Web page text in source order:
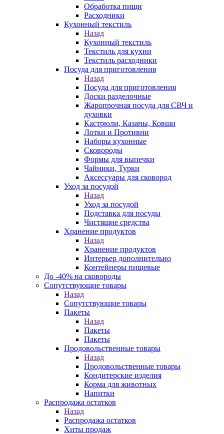
Обработка пищи
Расходники
Кухонный текстиль
Назад
Кухонный текстиль
Текстиль для кухни
Текстиль расходники
Посуда для приготовления
Назад
Посуда для приготовления
Доски разделочные
Жаропрочная посуда для СВЧ и
духовки
Кастрюли, Казаны, Ковши
Лотки и Противни
Наборы кухонные
Сковороды
Формы для выпечки
Чайники, Турки
Аксессуары для сковород
Уход за посудой
Назад
Уход за посудой
Подставка для посуды
Чистящие средства
Хранение продуктов
Назад
Хранение продуктов
Интерьер дополнительно
Контейнеры пищевые
До -40% на сковороды
Сопутствующие товары
Назад
Сопутствующие товары
Пакеты
Назад
Пакеты
Пакеты
Продовольственные товары
Назад
Продовольственные товары
Кондитерские изделия
Корма для животных
Напитки
Распродажа остатков
Назад
Распродажа остатков
Хиты продаж